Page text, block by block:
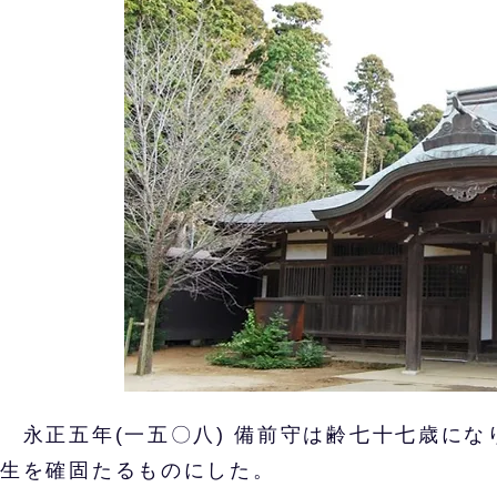
永正五年(一五〇八) 備前守は齢七十七歳にな
生を確固たるものにした。